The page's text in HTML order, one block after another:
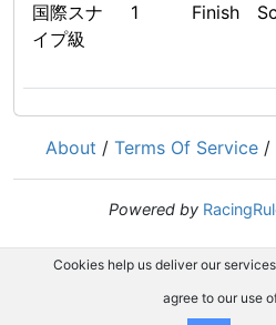
国際スナ
イプ級
1 Finish
About / Terms Of Service /
Powered by
Cookies help us deliver our
agree to our use